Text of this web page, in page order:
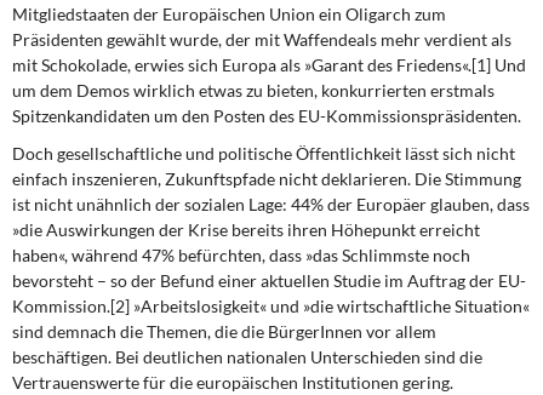
DIE LINKE
Weitere Themen
Institut Solidarische Moderne
Rosa-Luxemburg-Stiftung
Über mich
Kontakt
Mitgliedstaaten der Europäischen Union ein Oli­garch zum
Präsidenten gewählt wurde, der mit Waffendeals mehr verdient als
mit Schokolade, erwies sich Europa als »Garant des Friedens«.[1] Und
um dem Demos wirklich etwas zu bieten, konkurrierten erstmals
Spitzenkandidaten um den Posten des EU-Kommissionspräsidenten.
Doch gesellschaftliche und politischeÖffentlichkeit lässt sich nicht
einfach inszenieren, Zukunftspfade nicht deklarieren. Die Stimmung
ist nicht unähnlich der sozialen Lage: 44% der Europäer glauben, dass
»die Auswirkungen der Krise bereits ihren Höhepunkt erreicht
haben«, während 47% befürchten, dass »das Schlimmste noch
bevorsteht – so der Befund einer aktuellen Studie im Auftrag der EU-
Kommission.[2] »Arbeitslosigkeit« und »die wirtschaftliche Situation«
sind demnach die Themen, die die BürgerInnen vor allem
beschäftigen. Bei deutlichen nationalen Unterschieden sind die
Vertrauenswerte für die europäischen Institutionen gering.